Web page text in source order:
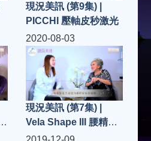
現況美訊 (第9集) |
PICCHI 壓軸皮秒激光
2020-08-03
現況美訊 (第7集) |
Vela Shape III 腰精擊
退橙皮紋